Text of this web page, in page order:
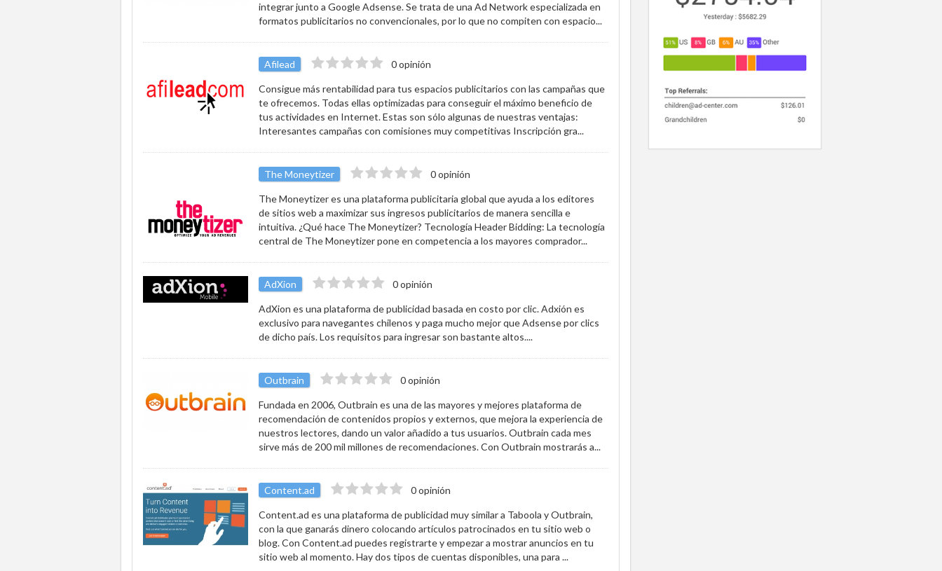
integrar junto a Google Adsense. Se trata de una Ad Network especializada en
formatos publicitarios no convencionales, por lo que no compiten con espacio...
Afilead 0 opinión
Consigue más rentabilidad para tus espacios publicitarios con las campañas que
te ofrecemos. Todas ellas optimizadas para conseguir el máximo beneficio de
tus actividades en Internet. Estas son sólo algunas de nuestras ventajas:
Interesantes campañas con comisiones muy competitivas Inscripción gra...
The Moneytizer 0 opinión
The Moneytizer es una plataforma publicitaria global que ayuda a los editores
de sitios web a maximizar sus ingresos publicitarios de manera sencilla e
intuitiva. ¿Qué hace The Moneytizer? Tecnología Header Bidding: La tecnología
central de The Moneytizer pone en competencia a los mayores comprador...
AdXion 0 opinión
AdXion es una plataforma de publicidad basada en costo por clic. Adxión es
exclusivo para navegantes chilenos y paga mucho mejor que Adsense por clics
de dicho país. Los requisitos para ingresar son bastante altos....
Outbrain 0 opinión
Fundada en 2006, Outbrain es una de las mayores y mejores plataforma de
recomendación de contenidos propios y externos, que mejora la experiencia de
nuestros lectores, dando un valor añadido a tus usuarios. Outbrain cada mes
sirve más de 200 mil millones de recomendaciones. Con Outbrain mostrarás a...
Content.ad 0 opinión
Content.ad es una plataforma de publicidad muy similar a Taboola y Outbrain,
con la que ganarás dinero colocando artículos patrocinados en tu sitio web o
blog. Con Content.ad puedes registrarte y empezar a mostrar anuncios en tu
sitio web al momento. Hay dos tipos de cuentas disponibles, una para ...